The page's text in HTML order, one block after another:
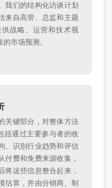
我们的结构化访谈计划
来自高管、总监和主题
战略、运营和技术视
市场预测。
关键部分，对整体方法
括通过主要参与者的收
、识别行业趋势和评估
付费和免费来源收集，
将这些信息整合起来，
估算，并由分销商、制